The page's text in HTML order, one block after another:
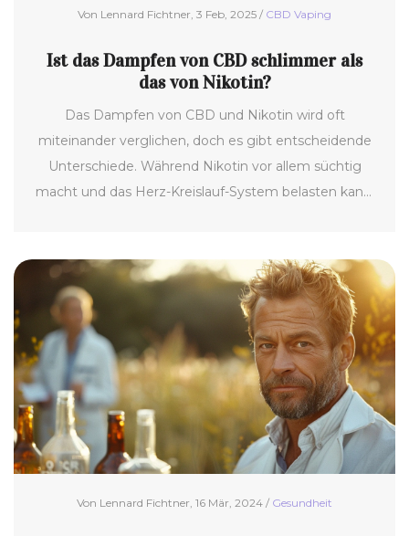
Von Lennard Fichtner, 3 Feb, 2025 / CBD Vaping
Ist das Dampfen von CBD schlimmer als
das von Nikotin?
Das Dampfen von CBD und Nikotin wird oft
miteinander verglichen, doch es gibt entscheidende
Unterschiede. Während Nikotin vor allem süchtig
macht und das Herz-Kreislauf-System belasten kann,
Artikel gehen wir auf die gesundheitlichen
Auswirkungen und die wissenschaftlichen
Erkenntnisse beider Substanzen ein. Wir geben Tipps,
wie man beim Vaping von CBD und Nikotin sorgsam
vorgeht. Ziel ist es, eine fundierte Entscheidung über
den persönlichen Konsum treffen zu können.
Von Lennard Fichtner, 16 Mär, 2024 / Gesundheit